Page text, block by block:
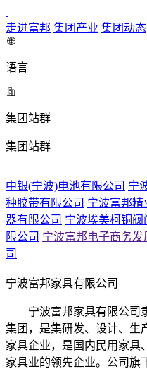
走进富邦 集团产业 集团动态
语言
集团站群
集团站群
中银(宁波)电池有限公司 宁
种胶带有限公司 宁波富邦精
器有限公司 宁波埃美柯铜阀
限公司 宁波富邦电子商务发
司
宁波富邦家具有限公司
宁波富邦家具有限公司
集团，是集研发、设计、生
家具企业，是国内民用家具
家具业的领先企业。公司旗